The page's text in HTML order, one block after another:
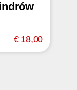
€ 18,00